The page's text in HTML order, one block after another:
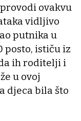
ovakvu
vidljivo
putnika u
posto, ističu iz
ih roditelji i
u ovoj
djeca bila što